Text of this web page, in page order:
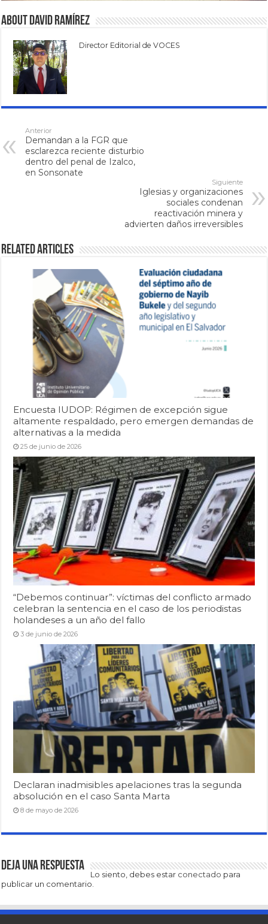
About David Ramírez
Director Editorial de VOCES
Anterior
Demandan a la FGR que
esclarezca reciente disturbio
dentro del penal de Izalco,
en Sonsonate
Siguiente
Iglesias y organizaciones
sociales condenan
reactivación minera y
advierten daños irreversibles
Related Articles
Encuesta IUDOP: Régimen de excepción sigue
altamente respaldado, pero emergen demandas de
alternativas a la medida
25 de junio de 2026
“Debemos continuar”: víctimas del conflicto armado
celebran la sentencia en el caso de los periodistas
holandeses a un año del fallo
3 de junio de 2026
Declaran inadmisibles apelaciones tras la segunda
absolución en el caso Santa Marta
8 de mayo de 2026
Deja una respuesta
Lo siento, debes estar conectado para
publicar un comentario.